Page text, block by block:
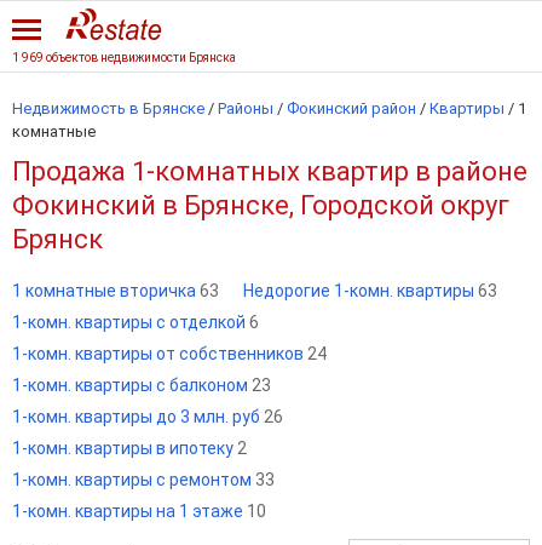
1 969 объектов недвижимости Брянска
Недвижимость в Брянске / Районы / Фокинский район / Квартиры / 1
комнатные
Продажа 1-комнатных квартир в районе
Фокинский в Брянске, Городской округ
Брянск
1 комнатные вторичка 63 Недорогие 1-комн. квартиры 63
1-комн. квартиры с отделкой 6
1-комн. квартиры от собственников 24
1-комн. квартиры с балконом 23
1-комн. квартиры до 3 млн. руб 26
1-комн. квартиры в ипотеку 2
1-комн. квартиры с ремонтом 33
1-комн. квартиры на 1 этаже 10